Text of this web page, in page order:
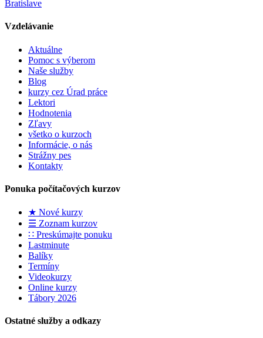
Vzdelávanie
Aktuálne
Pomoc s výberom
Naše služby
Blog
kurzy cez Úrad práce
Lektori
Hodnotenia
Zľavy
všetko o kurzoch
Informácie, o nás
Strážny pes
Kontakty
Ponuka počítačových kurzov
★ Nové kurzy
☰ Zoznam kurzov
∷ Preskúmajte ponuku
Lastminute
Balíky
Termíny
Videokurzy
Online kurzy
Tábory 2026
Ostatné služby a odkazy